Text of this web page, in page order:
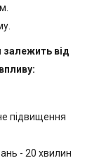
залежить від
підвищення
- 20 хвилин